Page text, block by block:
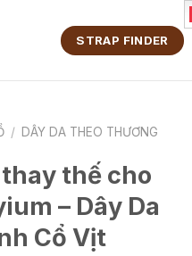
STRAP FINDER
/ DÂY DA THEO THƯƠNG
thế cho
– Dây Da
Cổ Vịt